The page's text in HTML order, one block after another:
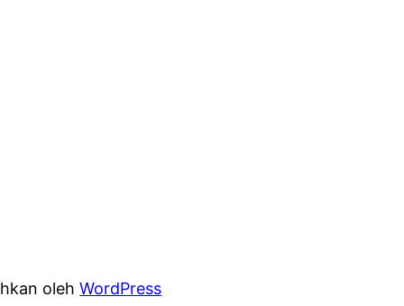
olehWordPress